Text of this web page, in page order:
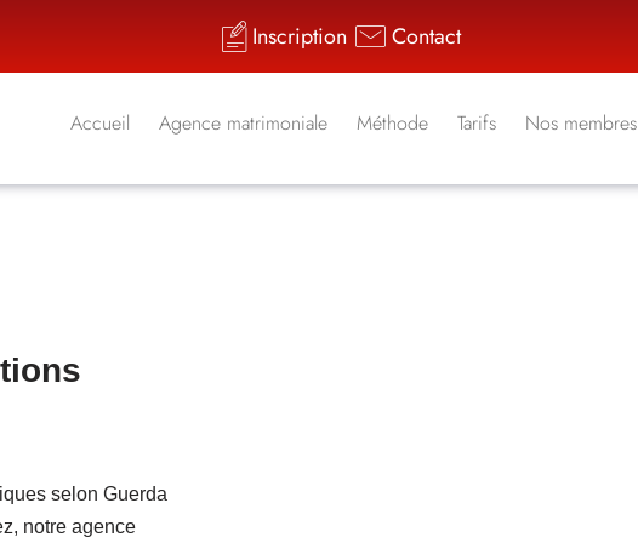
Inscription Contact
Accueil Agence matrimoniale Méthode Tarifs Nos membres
selon Guerda
notre agence